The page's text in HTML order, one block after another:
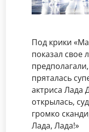
Под крики
показал свое
пряталась
актриса Лада
открылась,
громко
Лада, Лада!»